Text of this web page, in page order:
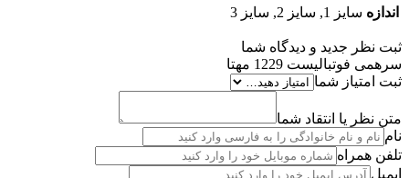
اندازه سایز 1, سایز 2, سایز 3
ثبت نظر جدید و دیدگاه شما
سرهمی فوتبالیست 1229 مهتا
ثبت امتیاز شما
متن نظر یا انتقاد شما
نام
تلفن همراه
ایمیل